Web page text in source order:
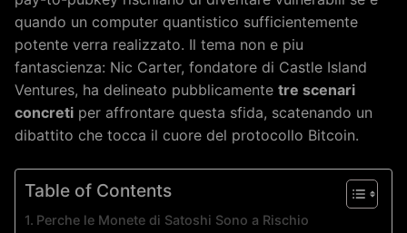
quando un computer quantistico sufficientemente
potente verra realizzato. Il tema non e piu
fantascienza: Nic Carter, fondatore di Castle Island
Ventures, ha delineato pubblicamente tre scenari
concreti per affrontare questa sfida, scatenando un
dibattito che tocca il cuore del protocollo Bitcoin.
Table of Contents
Perche le Monete di Satoshi Sono a Rischio